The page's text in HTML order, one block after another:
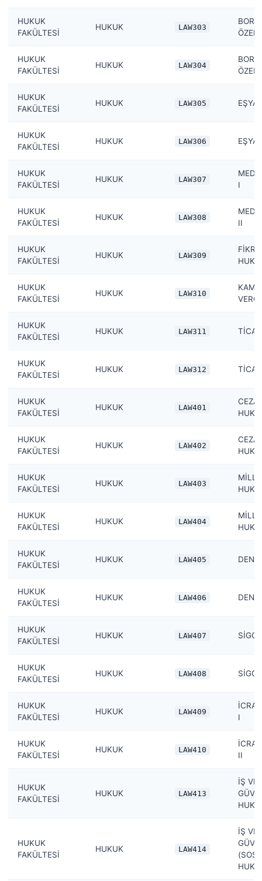
HUKUK
FAKÜLTESİ
HUKUK LAW303
ÖZEL
HUKUK
FAKÜLTESİ
HUKUK LAW304
ÖZEL
HUKUK
FAKÜLTESİ
HUKUK LAW305 EŞYA
HUKUK
FAKÜLTESİ
HUKUK LAW306 EŞYA
HUKUK
FAKÜLTESİ
HUKUK LAW307
I
HUKUK
FAKÜLTESİ
HUKUK LAW308
II
HUKUK
FAKÜLTESİ
HUKUK LAW309
FİKRİ
HUKUK
FAKÜLTESİ
HUKUK LAW310
HUKUK
FAKÜLTESİ
HUKUK LAW311
HUKUK
FAKÜLTESİ
HUKUK LAW312
HUKUK
FAKÜLTESİ
HUKUK LAW401
CEZA
HUKUK
FAKÜLTESİ
HUKUK LAW402
CEZA
HUKUK
FAKÜLTESİ
HUKUK LAW403
HUKUK
FAKÜLTESİ
HUKUK LAW404
HUKUK
FAKÜLTESİ
HUKUK LAW405
HUKUK
FAKÜLTESİ
HUKUK LAW406
HUKUK
FAKÜLTESİ
HUKUK LAW407
HUKUK
FAKÜLTESİ
HUKUK LAW408
HUKUK
FAKÜLTESİ
HUKUK LAW409
İCRA
I
HUKUK
FAKÜLTESİ
HUKUK LAW410
İCRA
II
HUKUK
FAKÜLTESİ
HUKUK LAW413
İŞ VE
HUKUK
FAKÜLTESİ
HUKUK LAW414
İŞ VE